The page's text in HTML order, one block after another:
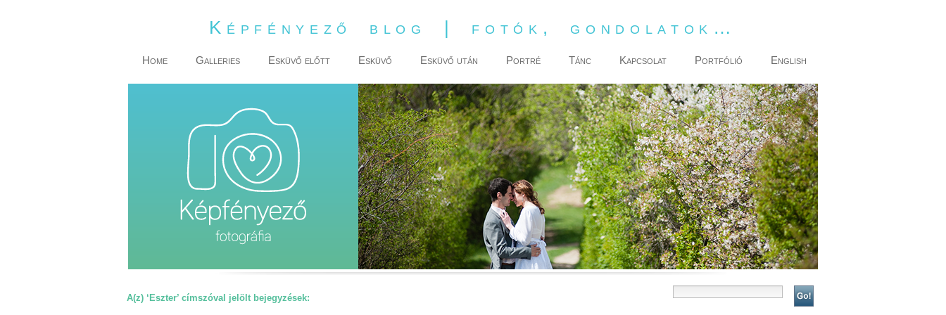
Képfényező blog | fotók, gondolatok…
Home Galleries Esküvő előtt Esküvő Esküvő után Portré Tánc Kapcsolat Portfólió English
A(z) ‘Eszter’ címszóval jelölt bejegyzések: